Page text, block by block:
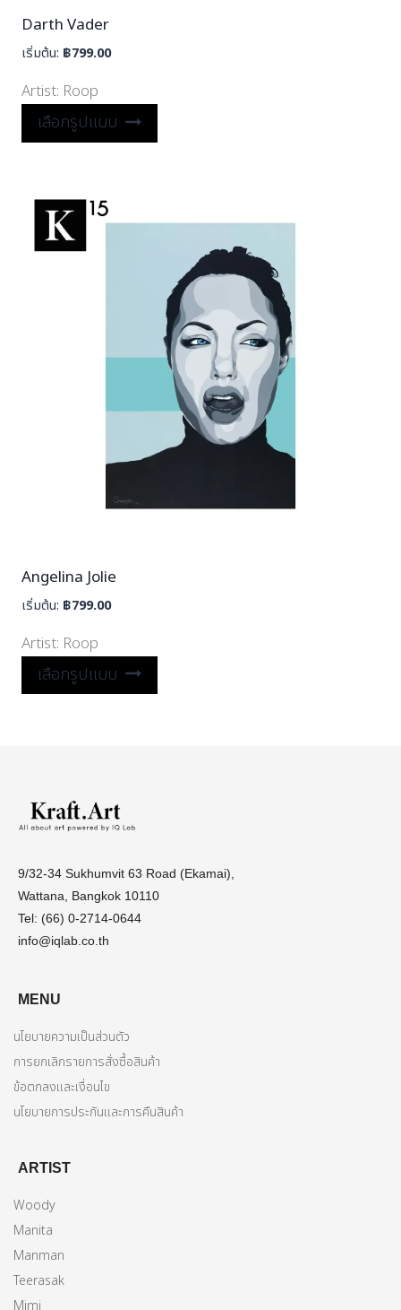
Darth Vader
เริ่มต้น: ฿799.00
Artist: Roop
เลือกรูปแบบ
Angelina Jolie
เริ่มต้น: ฿799.00
Artist: Roop
เลือกรูปแบบ
9/32-34 Sukhumvit 63 Road (Ekamai),
Wattana, Bangkok 10110
Tel: (66) 0-2714-0644
info@iqlab.co.th
MENU
นโยบายความเป็นส่วนตัว
การยกเลิกรายการสั่งซื้อสินค้า
ข้อตกลงและเงื่อนไข
นโยบายการประกันและการคืนสินค้า
ARTIST
Woody
Manita
Manman
Teerasak
Mimi